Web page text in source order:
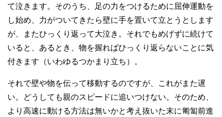
て泣きます。そのうち、足の力をつけるために屈伸運動を
し始め、力がついてきたら壁に手を置いて立とうとします
が、またひっくり返って大泣き。それでもめげずに続けて
いると、あるとき、物を握ればひっくり返らないことに気
付きます（いわゆるつかまり立ち）。
それで壁や物を伝って移動するのですが、これがまた遅
い。どうしても親のスピードに追いつけない。そのため、
より高速に動ける方法は無いかと考え抜いた末に匍匐前進